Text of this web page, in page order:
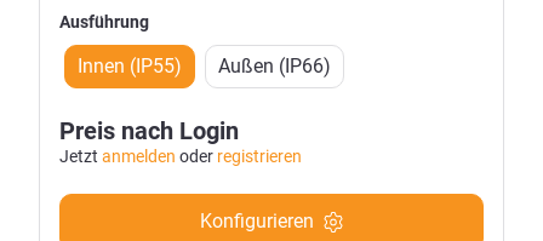
Ausführung
Innen (IP55) Außen (IP66)
Preis nach Login
Jetzt anmelden oder registrieren
Konfigurieren